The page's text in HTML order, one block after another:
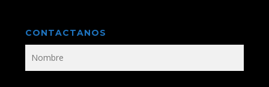
CONTACTANOS